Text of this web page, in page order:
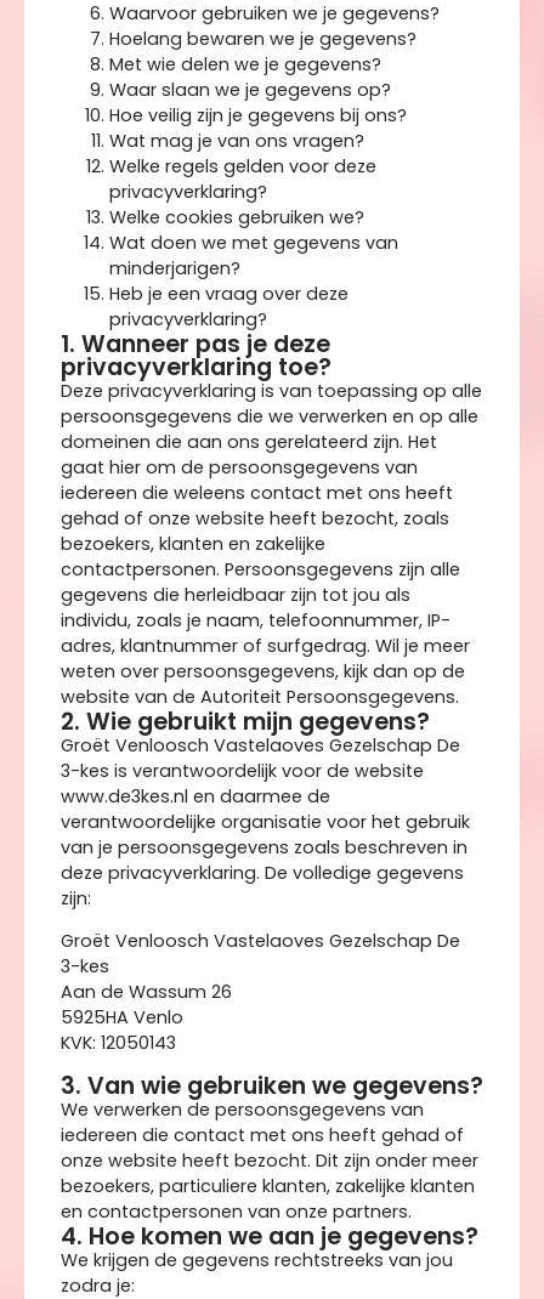
Waarvoor gebruiken we je gegevens?
Hoelang bewaren we je gegevens?
Met wie delen we je gegevens?
Waar slaan we je gegevens op?
Hoe veilig zijn je gegevens bij ons?
Wat mag je van ons vragen?
Welke regels gelden voor deze
privacyverklaring?
Welke cookies gebruiken we?
Wat doen we met gegevens van
minderjarigen?
Heb je een vraag over deze
privacyverklaring?
1. Wanneer pas je deze
privacyverklaring toe?
Deze privacyverklaring is van toepassing op alle
persoonsgegevens die we verwerken en op alle
domeinen die aan ons gerelateerd zijn. Het
gaat hier om de persoonsgegevens van
iedereen die weleens contact met ons heeft
gehad of onze website heeft bezocht, zoals
bezoekers, klanten en zakelijke
contactpersonen. Persoonsgegevens zijn alle
gegevens die herleidbaar zijn tot jou als
individu, zoals je naam, telefoonnummer, IP-
adres, klantnummer of surfgedrag. Wil je meer
weten over persoonsgegevens, kijk dan op de
website van de Autoriteit Persoonsgegevens.
2. Wie gebruikt mijn gegevens?
Groët Venloosch Vastelaoves Gezelschap De
3-kes is verantwoordelijk voor de website
www.de3kes.nl en daarmee de
verantwoordelijke organisatie voor het gebruik
van je persoonsgegevens zoals beschreven in
deze privacyverklaring. De volledige gegevens
zijn:
Groët Venloosch Vastelaoves Gezelschap De
3-kes
Aan de Wassum 26
5925HA Venlo
KVK: 12050143
3. Van wie gebruiken we gegevens?
We verwerken de persoonsgegevens van
iedereen die contact met ons heeft gehad of
onze website heeft bezocht. Dit zijn onder meer
bezoekers, particuliere klanten, zakelijke klanten
en contactpersonen van onze partners.
4. Hoe komen we aan je gegevens?
We krijgen de gegevens rechtstreeks van jou
zodra je: